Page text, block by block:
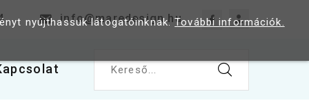
info@maredesign.hu
Kereső...
nyújthassuk látogatóinknak.További információk.